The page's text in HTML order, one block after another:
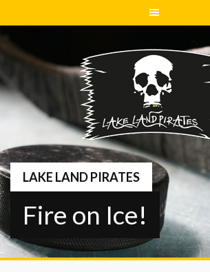
zum
Inhalt
LAKE LAND PIRATES
Fire on Ice!